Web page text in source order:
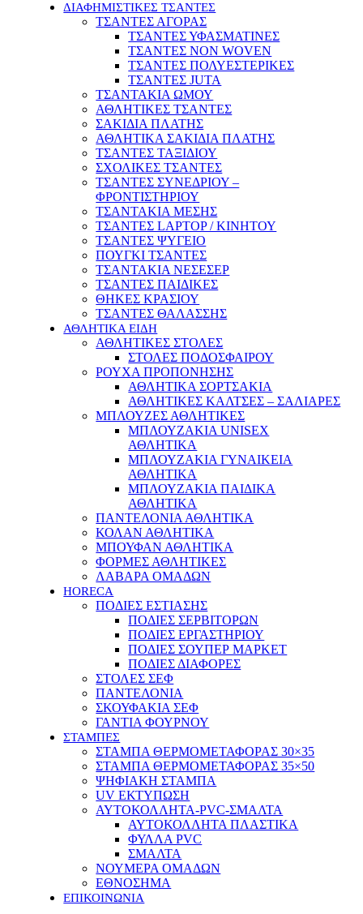
ΔΙΑΦΗΜΙΣΤΙΚΕΣ ΤΣΑΝΤΕΣ
ΤΣΑΝΤΕΣ ΑΓΟΡΑΣ
ΤΣΑΝΤΕΣ ΥΦΑΣΜΑΤΙΝΕΣ
ΤΣΑΝΤΕΣ NON WOVEN
ΤΣΑΝΤΕΣ ΠΟΛΥΕΣΤΕΡΙΚΕΣ
ΤΣΑΝΤΕΣ JUTA
ΤΣΑΝΤΑΚΙΑ ΩΜΟΥ
ΑΘΛΗΤΙΚΕΣ ΤΣΑΝΤΕΣ
ΣΑΚΙΔΙΑ ΠΛΑΤΗΣ
ΑΘΛΗΤΙΚΑ ΣΑΚΙΔΙΑ ΠΛΑΤΗΣ
ΤΣΑΝΤΕΣ ΤΑΞΙΔΙΟΥ
ΣΧΟΛΙΚΕΣ ΤΣΑΝΤΕΣ
ΤΣΑΝΤΕΣ ΣΥΝΕΔΡΙΟΥ –
ΦΡΟΝΤΙΣΤΗΡΙΟΥ
ΤΣΑΝΤΑΚΙΑ ΜΕΣΗΣ
ΤΣΑΝΤΕΣ LAPTOP / ΚΙΝΗΤΟΥ
ΤΣΑΝΤΕΣ ΨΥΓΕΙΟ
ΠΟΥΓΚΙ ΤΣΑΝΤΕΣ
ΤΣΑΝΤΑΚΙΑ ΝΕΣΕΣΕΡ
ΤΣΑΝΤΕΣ ΠΑΙΔΙΚΕΣ
ΘΗΚΕΣ ΚΡΑΣΙΟΥ
ΤΣΑΝΤΕΣ ΘΑΛΑΣΣΗΣ
ΑΘΛΗΤΙΚΑ ΕΙΔΗ
ΑΘΛΗΤΙΚΕΣ ΣΤΟΛΕΣ
ΣΤΟΛΕΣ ΠΟΔΟΣΦΑΙΡΟΥ
ΡΟΥΧΑ ΠΡΟΠΟΝΗΣΗΣ
ΑΘΛΗΤΙΚΑ ΣΟΡΤΣΑΚΙΑ
ΑΘΛΗΤΙΚΕΣ ΚΑΛΤΣΕΣ – ΣΑΛΙΑΡΕΣ
ΜΠΛΟΥΖΕΣ ΑΘΛΗΤΙΚΕΣ
ΜΠΛΟΥΖΑΚΙΑ UNISEX
ΑΘΛΗΤΙΚΑ
ΜΠΛΟΥΖΑΚΙΑ ΓΥΝΑΙΚΕΙΑ
ΑΘΛΗΤΙΚΑ
ΜΠΛΟΥΖΑΚΙΑ ΠΑΙΔΙΚΑ
ΑΘΛΗΤΙΚΑ
ΠΑΝΤΕΛΟΝΙΑ ΑΘΛΗΤΙΚΑ
ΚΟΛΑΝ ΑΘΛΗΤΙΚΑ
ΜΠΟΥΦΑΝ ΑΘΛΗΤΙΚΑ
ΦΟΡΜΕΣ ΑΘΛΗΤΙΚΕΣ
ΛΑΒΑΡΑ ΟΜΑΔΩΝ
HORECA
ΠΟΔΙΕΣ ΕΣΤΙΑΣΗΣ
ΠΟΔΙΕΣ ΣΕΡΒΙΤΟΡΩΝ
ΠΟΔΙΕΣ ΕΡΓΑΣΤΗΡΙΟΥ
ΠΟΔΙΕΣ ΣΟΥΠΕΡ ΜΑΡΚΕΤ
ΠΟΔΙΕΣ ΔΙΑΦΟΡΕΣ
ΣΤΟΛΕΣ ΣΕΦ
ΠΑΝΤΕΛΟΝΙΑ
ΣΚΟΥΦΑΚΙΑ ΣΕΦ
ΓΑΝΤΙΑ ΦΟΥΡΝΟΥ
ΣΤΑΜΠΕΣ
ΣΤΑΜΠΑ ΘΕΡΜΟΜΕΤΑΦΟΡΑΣ 30×35
ΣΤΑΜΠΑ ΘΕΡΜΟΜΕΤΑΦΟΡΑΣ 35×50
ΨΗΦΙΑΚΗ ΣΤΑΜΠΑ
UV ΕΚΤΥΠΩΣΗ
ΑΥΤΟΚΟΛΛΗΤΑ-PVC-ΣΜΑΛΤΑ
ΑΥΤΟΚΟΛΛΗΤΑ ΠΛΑΣΤΙΚΑ
ΦΥΛΛΑ PVC
ΣΜΑΛΤΑ
ΝΟΥΜΕΡΑ ΟΜΑΔΩΝ
ΕΘΝΟΣΗΜΑ
ΕΠΙΚΟΙΝΩΝΙΑ